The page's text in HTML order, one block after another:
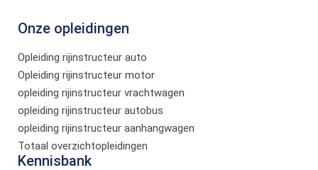
Onze opleidingen
Opleiding rijinstructeur auto
Opleiding rijinstructeur motor
opleiding rijinstructeur vrachtwagen
opleiding rijinstructeur autobus
opleiding rijinstructeur aanhangwagen
Totaal overzichtopleidingen
Kennisbank